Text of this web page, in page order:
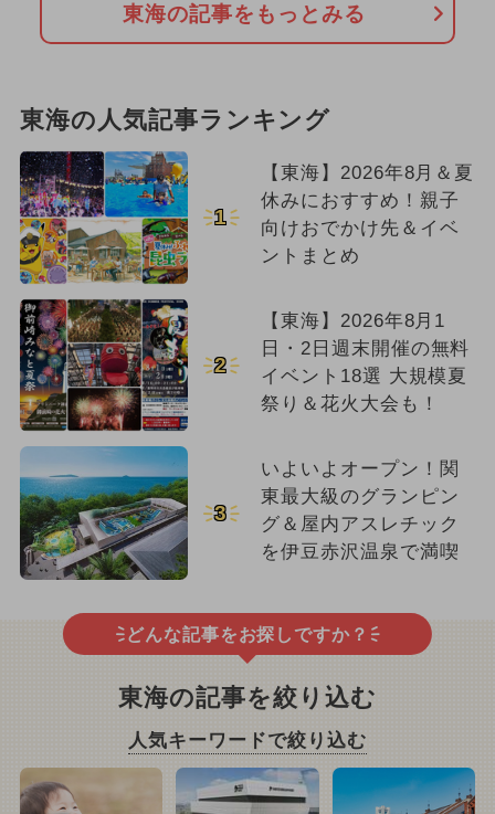
東海の記事をもっとみる
東海の人気記事ランキング
1
【東海】2026年8月＆夏
休みにおすすめ！親子
向けおでかけ先＆イベ
ントまとめ
2
【東海】2026年8月1
日・2日週末開催の無料
イベント18選 大規模夏
祭り＆花火大会も！
3
いよいよオープン！関
東最大級のグランピン
グ＆屋内アスレチック
を伊豆赤沢温泉で満喫
どんな記事をお探しですか？
東海の記事を絞り込む
人気キーワードで絞り込む